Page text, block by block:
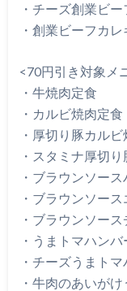
・チーズ創業ビ
・創業ビーフカレ
<70円引き対象メ
・牛焼肉定食
・カルビ焼肉定食
・厚切り豚カル
・スタミナ厚切
・ブラウンソー
・ブラウンソー
・ブラウンソー
・うまトマハン
・チーズうまト
・牛肉のあいが